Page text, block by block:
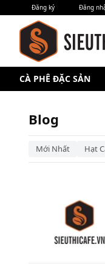
Đăng ký Đăng
CÀ PHÊ ĐẶC SẢN
Blog
Mới Nhất Hạt